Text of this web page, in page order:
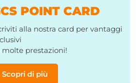
POINT CARD
alla nostra card per vantaggi
molte prestazioni!
Scopri di più